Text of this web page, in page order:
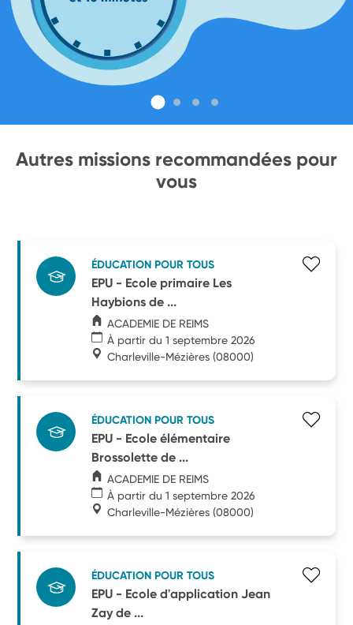
Autres missions recommandées pour
vous
ÉDUCATION POUR TOUS
EPU - Ecole primaire Les
Haybions de ...
ACADEMIE DE REIMS
À partir du 1 septembre 2026
Charleville-Mézières (08000)
ÉDUCATION POUR TOUS
EPU - Ecole élémentaire
Brossolette de ...
ACADEMIE DE REIMS
À partir du 1 septembre 2026
Charleville-Mézières (08000)
ÉDUCATION POUR TOUS
EPU - Ecole d'application Jean
Zay de ...